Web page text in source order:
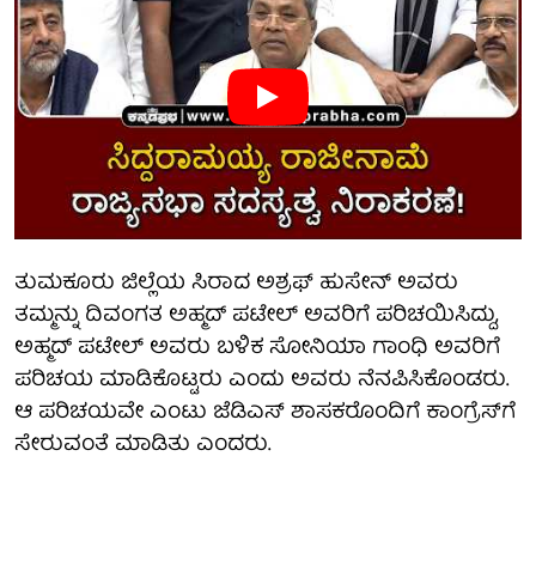
ತುಮಕೂರು ಜಿಲ್ಲೆಯ ಸಿರಾದ ಅಶ್ರಫ್ ಹುಸೇನ್ ಅವರು
ತಮ್ಮನ್ನು ದಿವಂಗತ ಅಹ್ಮದ್ ಪಟೇಲ್ ಅವರಿಗೆ ಪರಿಚಯಿಸಿದ್ದು,
ಅಹ್ಮದ್ ಪಟೇಲ್ ಅವರು ಬಳಿಕ ಸೋನಿಯಾ ಗಾಂಧಿ ಅವರಿಗೆ
ಪರಿಚಯ ಮಾಡಿಕೊಟ್ಟರು ಎಂದು ಅವರು ನೆನಪಿಸಿಕೊಂಡರು.
ಆ ಪರಿಚಯವೇ ಎಂಟು ಜೆಡಿಎಸ್ ಶಾಸಕರೊಂದಿಗೆ ಕಾಂಗ್ರೆಸ್‌ಗೆ
ಸೇರುವಂತೆ ಮಾಡಿತು ಎಂದರು.